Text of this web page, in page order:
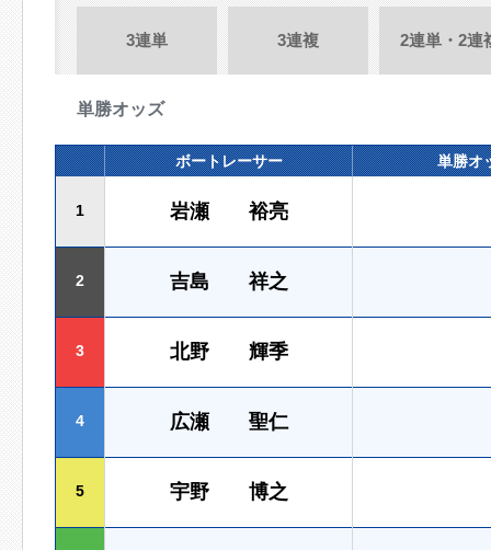
3連単 3連複 2連単・2連
単勝オッズ
ボートレーサー 単勝オ
1 岩瀬 裕亮
2 吉島 祥之
3 北野 輝季
4 広瀬 聖仁
5 宇野 博之